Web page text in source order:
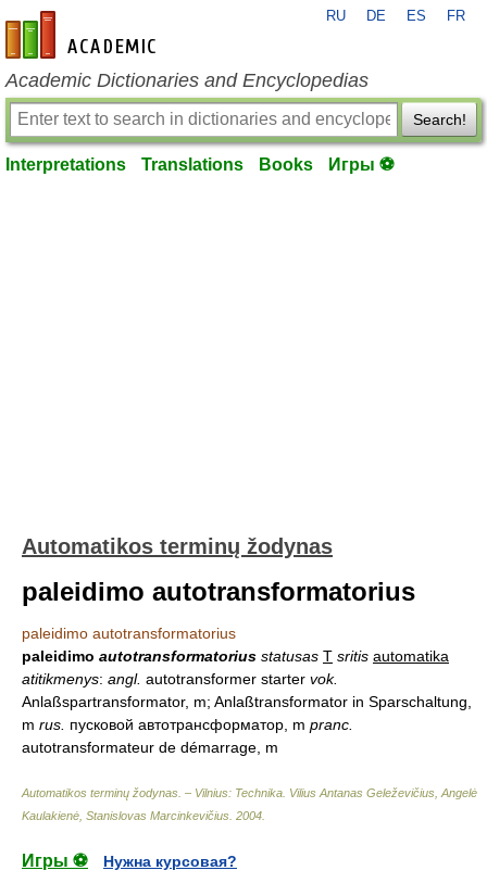
en-academic.com
RU DE ES FR
Academic Dictionaries and Encyclopedias
Search!
Interpretations Translations Books Игры ⚽
Automatikos terminų žodynas
paleidimo autotransformatorius
paleidimo autotransformatorius
paleidimo autotransformatorius statusas T sritis automatika
atitikmenys: angl. autotransformer starter vok.
Anlaßspartransformator, m; Anlaßtransformator in Sparschaltung,
m rus. пусковой автотрансформатор, m pranc.
autotransformateur de démarrage, m
Automatikos terminų žodynas. – Vilnius: Technika Vilius Antanas Geleževičius, Angelė
Kaulakienė, Stanislovas Marcinkevičius 2004
Игры ⚽
Нужна курсовая?